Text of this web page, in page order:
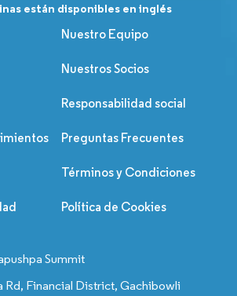
están disponibles en inglés
Nuestro Equipo
Nuestros Socios
Responsabilidad social
Preguntas Frecuentes
Términos y Condiciones
Política de Cookies
Summit
Rd, Financial District, Gachibowli